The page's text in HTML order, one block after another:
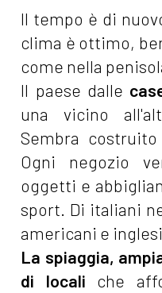
Il tempo è di
clima è ottimo,
come nella
Il paese dalle
una vicino
Sembra
Ogni negozio
oggetti e
sport. Di italiani
americani e inglesi.
La spiaggia,
di locali che